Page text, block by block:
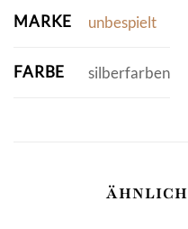
MARKE unbespielt
FARBE silberfarben